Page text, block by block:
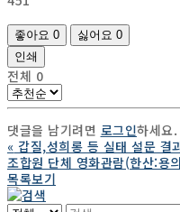
좋아요 0 싫어요 0
인쇄
전체 0
댓글을 남기려면 로그인하세요.
« 갑질,성희롱 등 실태 설문 결
조합원 단체 영화관람(한산:용
목록보기